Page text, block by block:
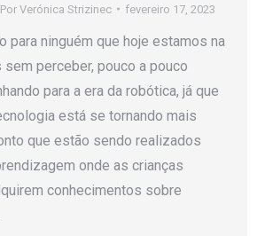
Por Verónica Strizinec fevereiro 17, 2023
para ninguém que hoje estamos na
sem perceber, pouco a pouco
para a era da robótica, já que
está se tornando mais
que estão sendo realizados
onde as crianças
conhecimentos sobre